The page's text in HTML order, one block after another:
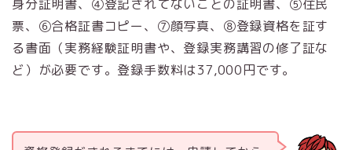
身分証明書、④登記されてないことの証明書、⑤住民
票、⑥合格証書コピー、⑦顔写真、⑧登録資格を証す
る書面（実務経験証明書や、登録実務講習の修了証な
ど）が必要です。登録手数料は37,000円です。